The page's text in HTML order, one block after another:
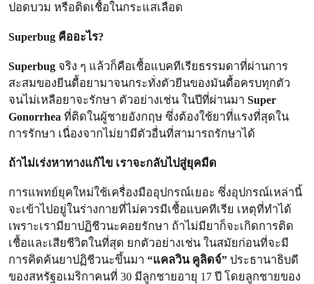
ปอดบวม หรือติดเชื้อในกระแสเลือด
Superbug คืออะไร?
Superbug จริง ๆ แล้วก็คือเชื้อแบคทีเรียธรรมดาที่ผ่านการ
สะสมของยีนดื้อยามาจนกระทั่งตัวยีนของมันดื้อครบทุกตัว
จนไม่เหลือยาจะรักษา ตัวอย่างเช่น ในปีที่ผ่านมา Super
Gonorrhea ที่ติดในผู้ชายอังกฤษ ซึ่งต้องใช้ยาที่แรงที่สุดใน
การรักษา เนื่องจากไม่ยามีตัวอื่นที่สามารถรักษาได้
ถ้าไม่เร่งหาทางแก้ไข เราจะกลับไปสู่ยุคมืด
การแพทย์ยุคใหม่ใช้เครื่องมืออุปกรณ์เยอะ ซึ่งอุปกรณ์เหล่านี้
จะเข้าไปอยู่ในร่างกายที่ไม่ควรมีเชื้อแบคทีเรีย เหตุที่ทำได้
เพราะเรามียาปฏิชีวนะคอยรักษา ถ้าไม่มียาก็จะเกิดการติด
เชื้อและเสียชีวิตในที่สุด ยกตัวอย่างเช่น ในสมัยก่อนที่จะมี
การคิดค้นยาปฏิชีวนะขึ้นมา “แคลวิน คูลิดจ์” ประธานาธิบดี
ของสหรัฐอเมริกาคนที่ 30 มีลูกชายอายุ 17 ปี โดยลูกชายของ